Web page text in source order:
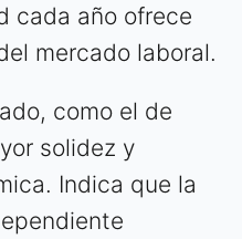
cada año ofrece
mercado laboral.
como el de
solidez y
Indica que la